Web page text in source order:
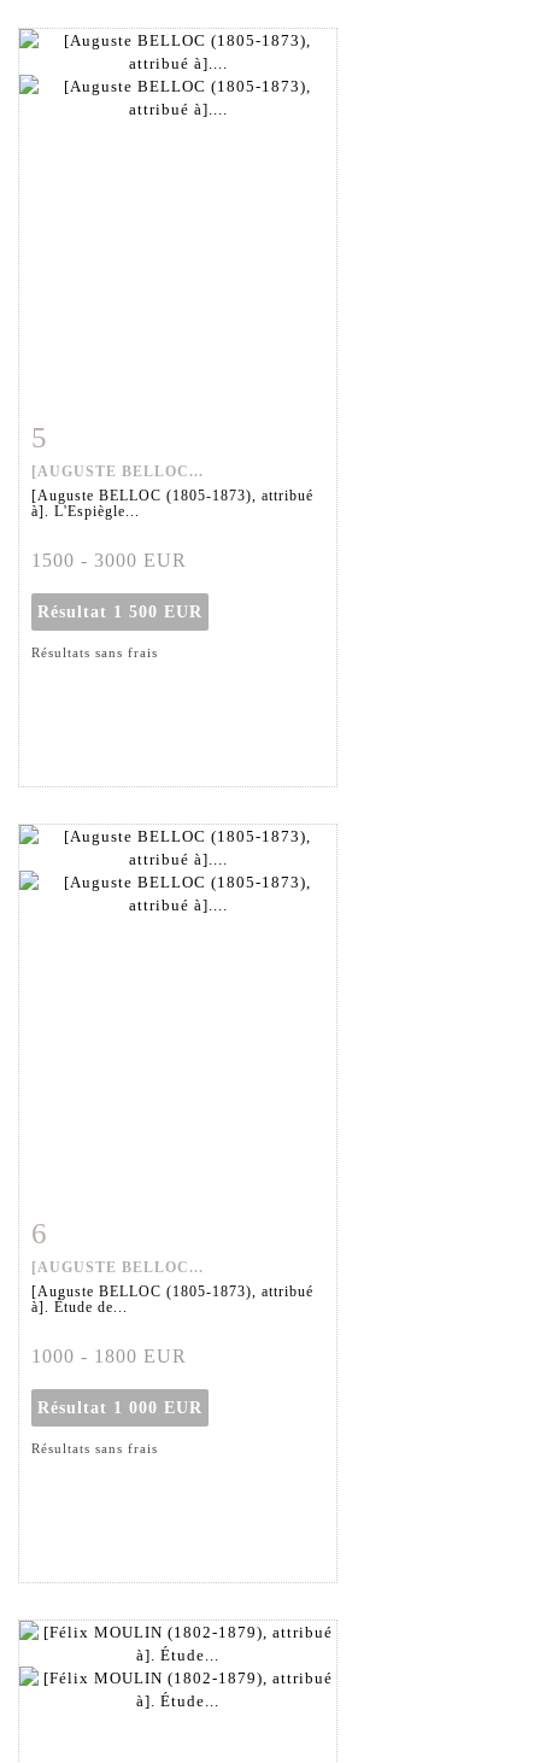
5
[AUGUSTE BELLOC...
[Auguste BELLOC (1805-1873), attribué
à]. L'Espiègle...
1500 - 3000 EUR
Résultat 1 500 EUR
Résultats sans frais
6
[AUGUSTE BELLOC...
[Auguste BELLOC (1805-1873), attribué
à]. Étude de...
1000 - 1800 EUR
Résultat 1 000 EUR
Résultats sans frais